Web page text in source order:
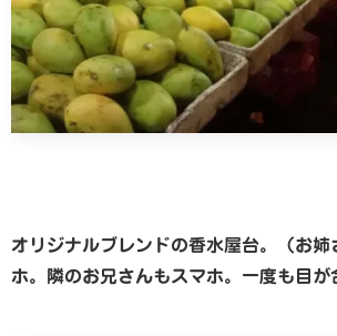
オリジナルブレンドの香水屋台。（お姉
ホ。隣のお兄さんもスマホ。一度も目が